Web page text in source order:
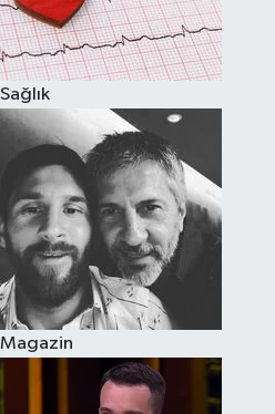
Sağlık
Magazin
Spor
Çocuk
Eğitim
Hava Durumu
Kadın
Kim kimdir?